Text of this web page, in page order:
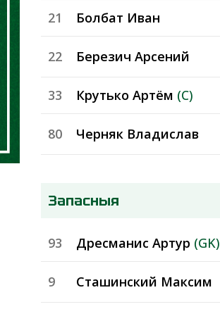
Болбат Иван
21
Березич Арсений
22
(C)
Крутько Артём
33
Черняк Владислав
80
Запасныя
(GK)
Дресманис Артур
93
Сташинский Максим
9